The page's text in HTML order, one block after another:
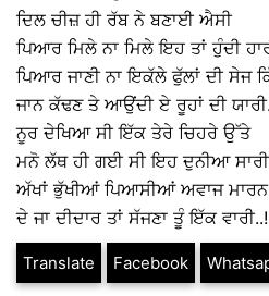
ਦਿਲ ਚੀਜ਼ ਹੀ ਰੱਬ ਨੇ ਬਣਾਈ ਐਸੀ
ਪਿਆਰ ਮਿਲੇ ਨਾ ਮਿਲੇ ਇਹ ਤਾਂ ਹੁੰਦੀ
ਪਿਆਰ ਜਾਣੀ ਨਾ ਇਕੱਲੇ ਫੁੱਲਾਂ ਦੀ ਸੇਜ
ਜਾਨ ਕੱਢਣ ਤੇ ਆਉਂਦੀ ਏ ਰੂਹਾਂ ਦੀ
ਨੂਰ ਦੇਖਿਆ ਸੀ ਇੱਕ ਤੇਰੇ ਚਿਹਰੇ ਉੱਤੇ
ਮਨੋ ਲੱਥ ਹੀ ਗਈ ਸੀ ਇਹ ਦੁਨੀਆ
ਅੱਖਾਂ ਭੁੱਖੀਆਂ ਪਿਆਸੀਆਂ ਅਵਾਜ ਮਾਰਨ
ਦੇ ਜਾ ਦੀਦਾਰ ਤਾਂ ਸੱਜਣਾ ਤੂੰ ਇੱਕ
Translate Facebook